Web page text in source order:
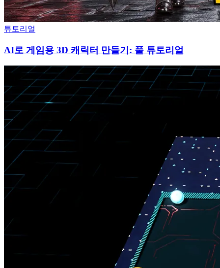
튜토리얼
AI로 게임용 3D 캐릭터 만들기: 풀 튜토리얼